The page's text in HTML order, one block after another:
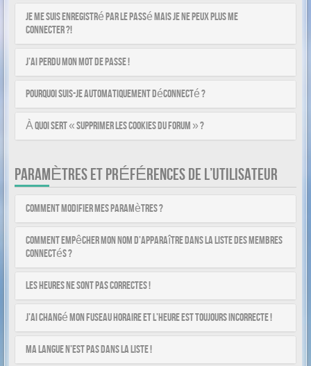
Je me suis enregistré par le passé mais je ne peux plus me
connecter ?!
J’ai perdu mon mot de passe !
Pourquoi suis-je automatiquement déconnecté ?
À quoi sert « Supprimer les cookies du forum » ?
PARAMÈTRES ET PRÉFÉRENCES DE L’UTILISATEUR
Comment modifier mes paramètres ?
Comment empêcher mon nom d’apparaître dans la liste des membres
connectés ?
Les heures ne sont pas correctes !
J’ai changé mon fuseau horaire et l’heure est toujours incorrecte !
Ma langue n’est pas dans la liste !